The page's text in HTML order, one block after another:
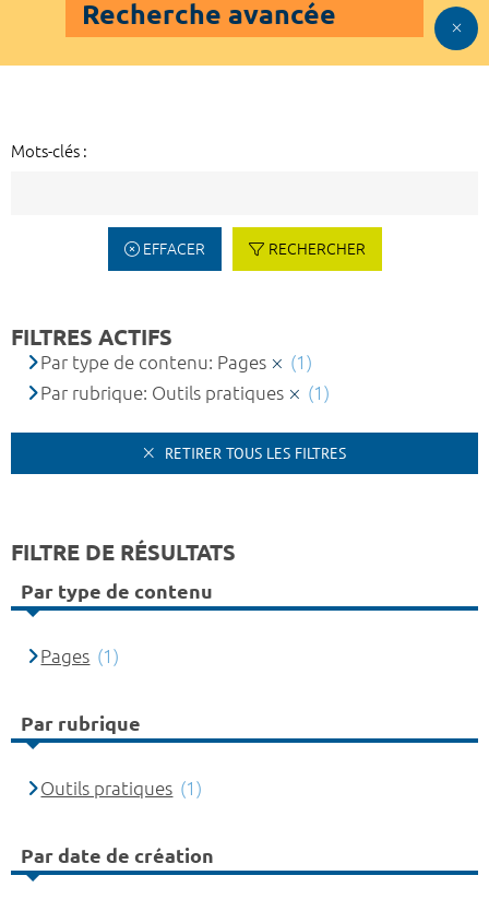
Recherche avancée
Mots-clés :
EFFACER RECHERCHER
FILTRES ACTIFS
Par type de contenu: Pages
(1)
Par rubrique: Outils pratiques
(1)
RETIRER TOUS LES FILTRES
FILTRE DE RÉSULTATS
Par type de contenu
Pages (1)
Par rubrique
Outils pratiques (1)
Par date de création